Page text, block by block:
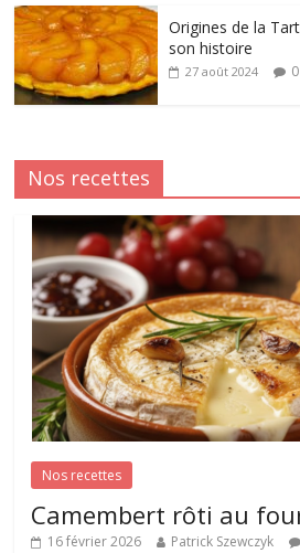
Origines de la
son histoire
27 août 2024 0
Nos recettes
Nos recettes
Camembert rôti au
16 février 2026 Patrick Szewczyk